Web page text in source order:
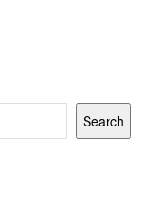
Search